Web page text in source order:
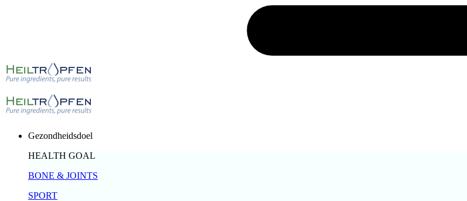
Gezondheidsdoel
HEALTH GOAL
BONE & JOINTS
SPORT